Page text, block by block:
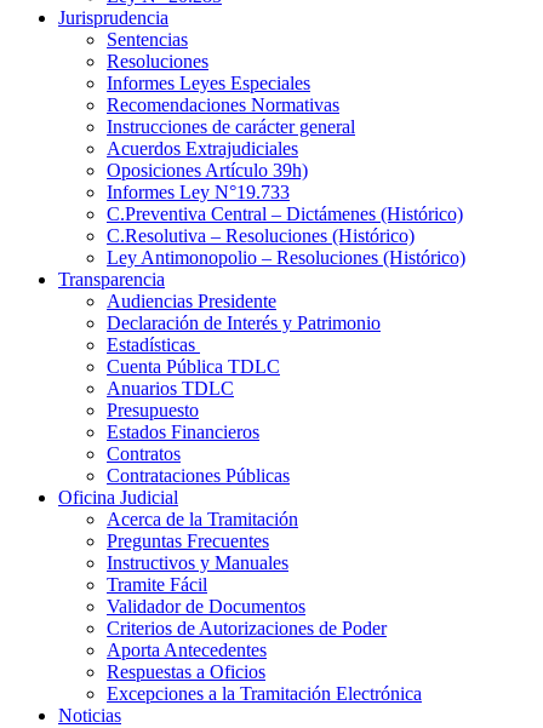
Jurisprudencia
Sentencias
Resoluciones
Informes Leyes Especiales
Recomendaciones Normativas
Instrucciones de carácter general
Acuerdos Extrajudiciales
Oposiciones Artículo 39h)
Informes Ley N°19.733
C.Preventiva Central – Dictámenes (Histórico)
C.Resolutiva – Resoluciones (Histórico)
Ley Antimonopolio – Resoluciones (Histórico)
Transparencia
Audiencias Presidente
Declaración de Interés y Patrimonio
Estadísticas
Cuenta Pública TDLC
Anuarios TDLC
Presupuesto
Estados Financieros
Contratos
Contrataciones Públicas
Oficina Judicial
Acerca de la Tramitación
Preguntas Frecuentes
Instructivos y Manuales
Tramite Fácil
Validador de Documentos
Criterios de Autorizaciones de Poder
Aporta Antecedentes
Respuestas a Oficios
Excepciones a la Tramitación Electrónica
Noticias